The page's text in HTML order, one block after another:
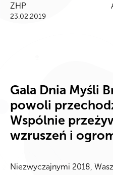
ZHP
23.02.2019
Gala Dnia Myśli
powoli
Wspólnie
wzruszeń i
Niezwyczajnymi 2018,